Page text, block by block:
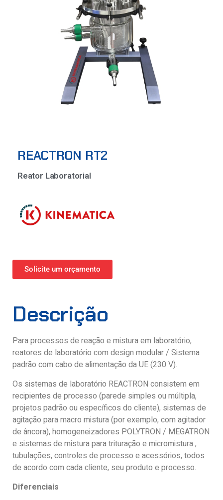
REACTRON RT2
Reator Laboratorial
Solicite um orçamento
Descrição
Para processos de reação e mistura em laboratório,
reatores de laboratório com design modular / Sistema
padrão com cabo de alimentação da UE (230 V).
Os sistemas de laboratório REACTRON consistem em
recipientes de processo (parede simples ou múltipla,
projetos padrão ou específicos do cliente), sistemas de
agitação para macro mistura (por exemplo, com agitador
de âncora), homogeneizadores POLYTRON / MEGATRON
e sistemas de mistura para trituração e micromistura ,
tubulações, controles de processo e acessórios, todos
de acordo com cada cliente, seu produto e processo.
Diferenciais